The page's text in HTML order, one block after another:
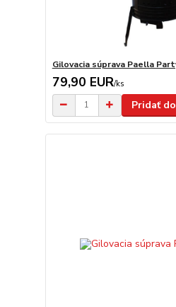
Gilovacia súprava Paella
79,90 EUR/ks
Pridať